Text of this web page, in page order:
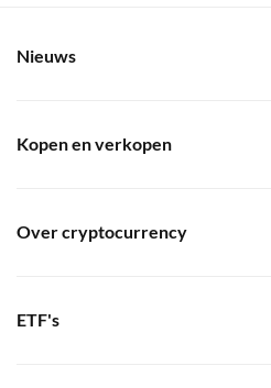
Nieuws
Kopen en verkopen
Over cryptocurrency
ETF's